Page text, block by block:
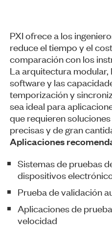
PXI ofrece a los
reduce el tiempo y el
comparación con los
La arquitectura modular,
software y las
temporización y
sea ideal para
que requieren
precisas y de gran
Aplicaciones
Sistemas de pruebas
dispositivos
Prueba de validación
Aplicaciones de
velocidad